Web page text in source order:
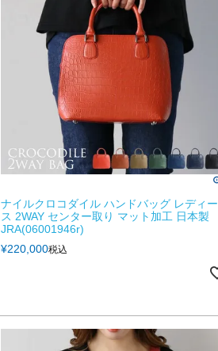
ナイルクロコダイル ハンドバッグ レディー
ス 2WAY センター取り マット加工 日本製
JRA(06001946r)
¥220,000税込